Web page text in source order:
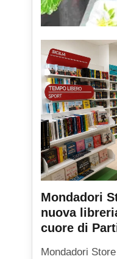
Mondadori
nuova
cuore di
Mondadori